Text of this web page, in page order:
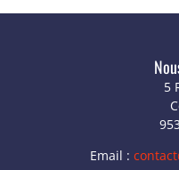
5
Email :